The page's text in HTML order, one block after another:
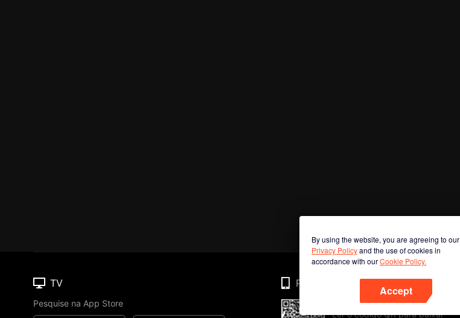
By using the website, you are agreeing to our
Privacy Policyand the use of cookies in
accordance with ourCookie Policy.
Accept
TV
Pesquise na App Store
Phone
Ler o código QR para baixar